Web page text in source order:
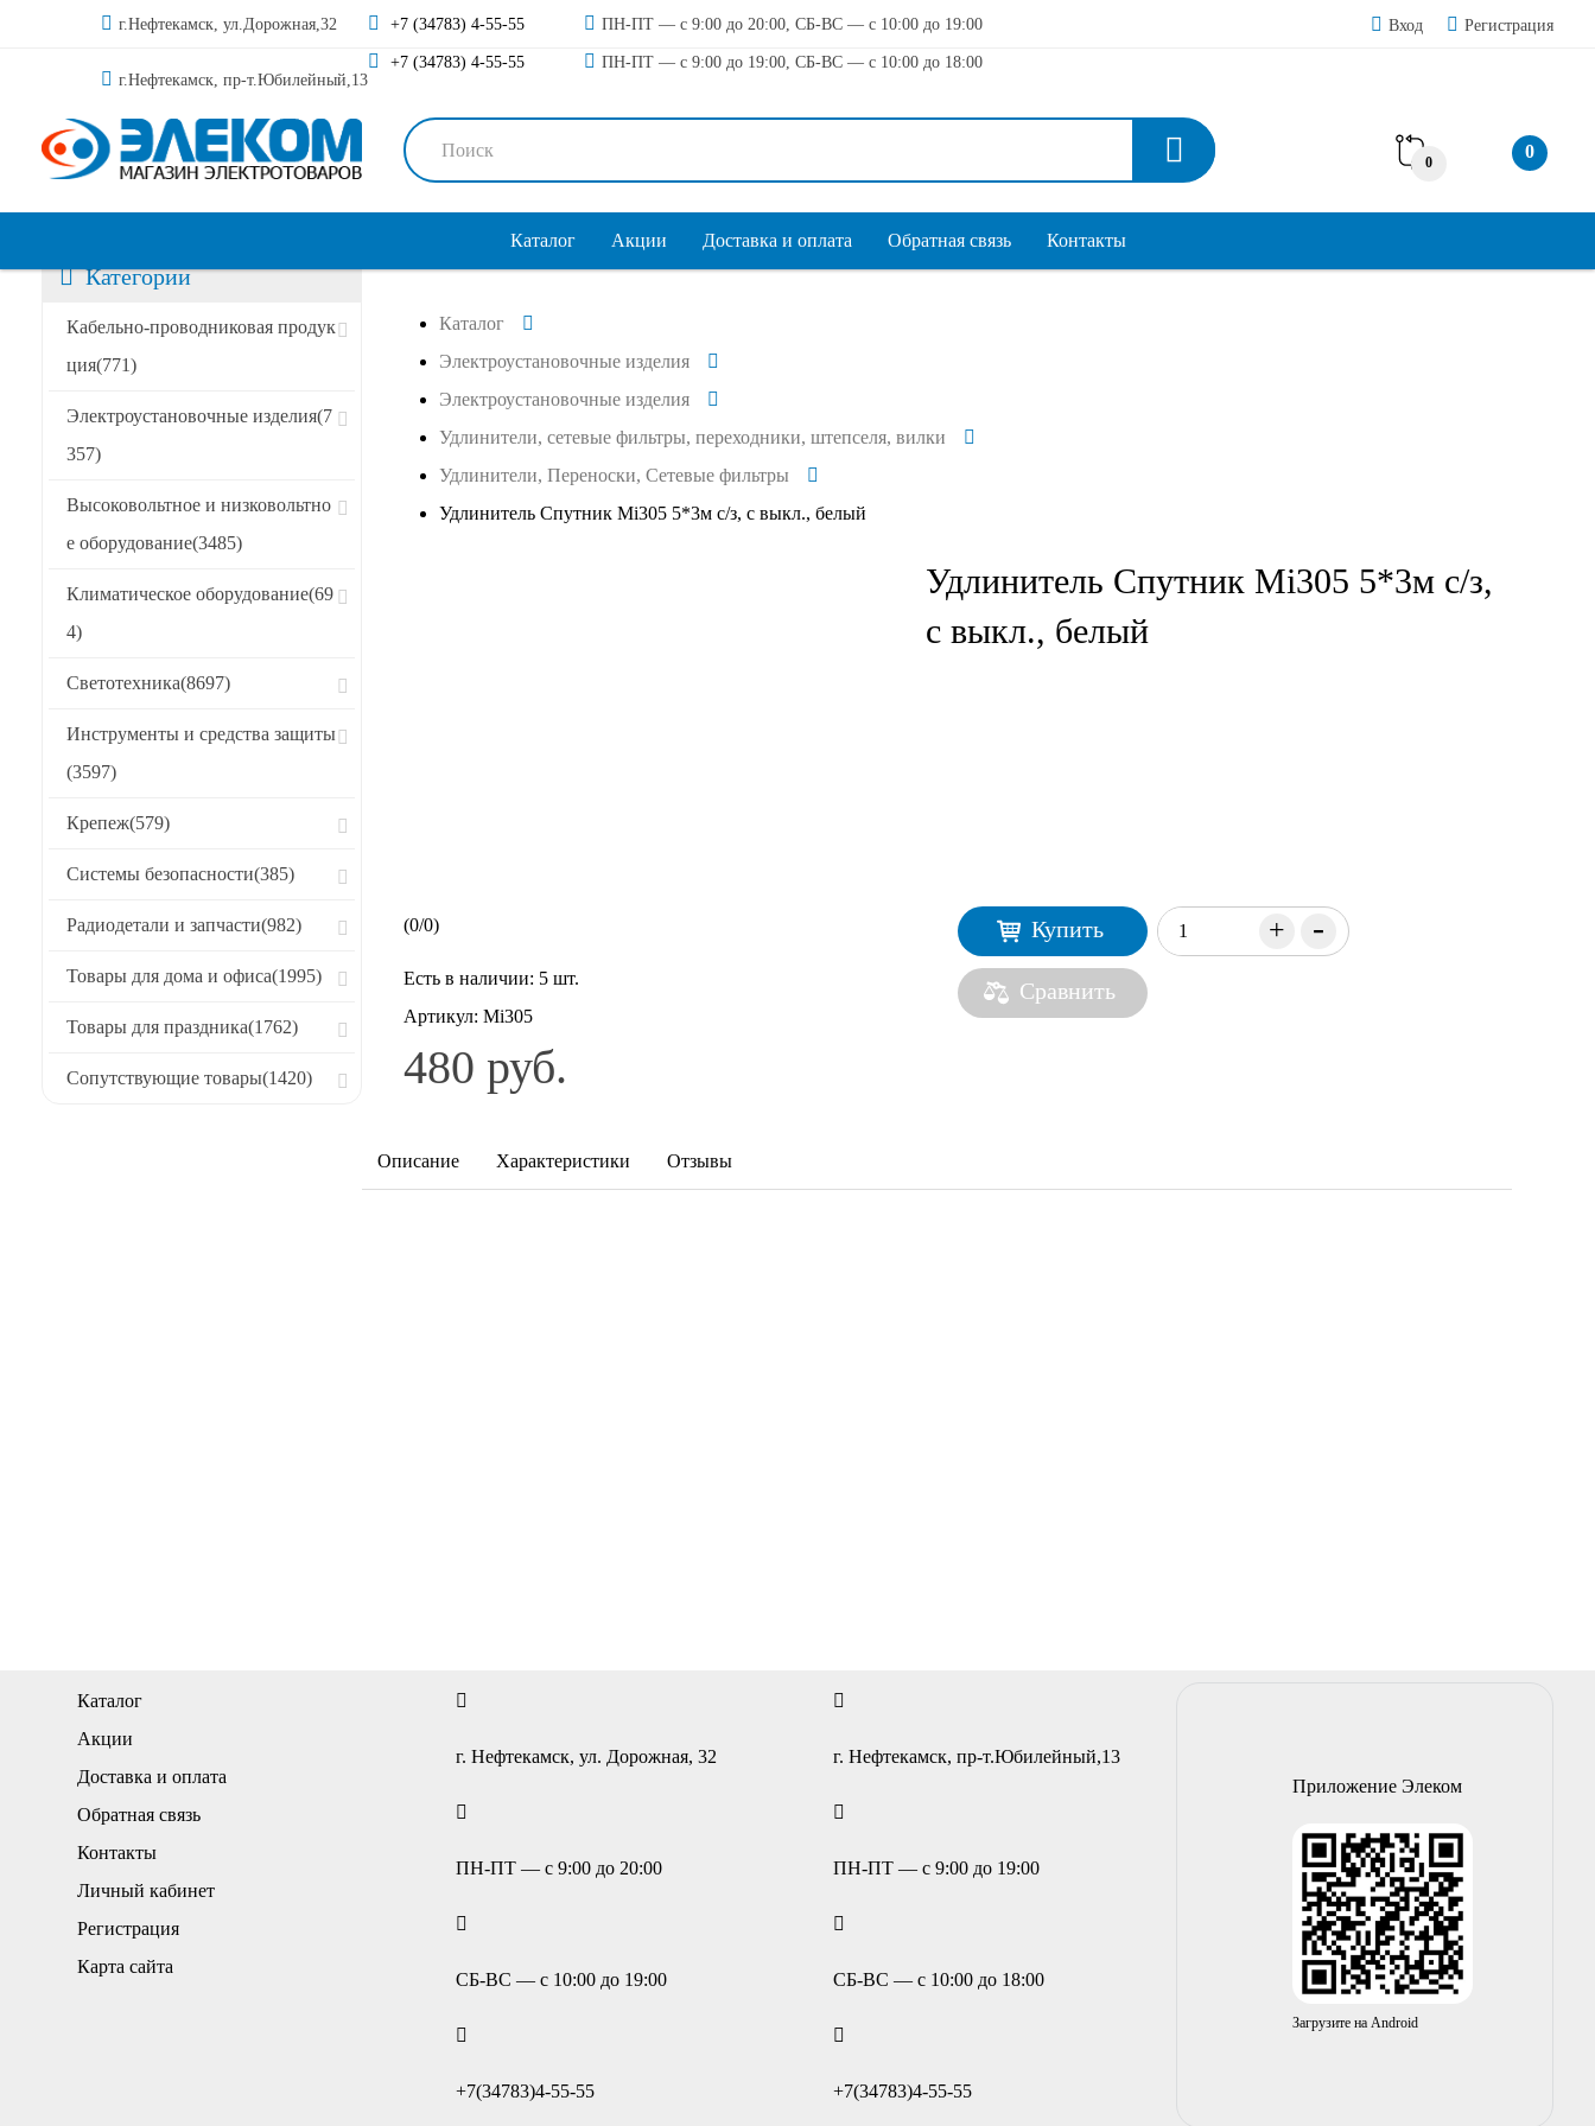
г.Нефтекамск, ул.Дорожная,32
г.Нефтекамск, пр-т.Юбилейный,13
+7 (34783) 4-55-55
+7 (34783) 4-55-55
ПН-ПТ — с 9:00 до 20:00, СБ-ВС — с 10:00 до 19:00
ПН-ПТ — с 9:00 до 19:00, СБ-ВС — с 10:00 до 18:00
Вход Регистрация
0
0
Каталог Акции Доставка и оплата Обратная связь Контакты
Категории
Кабельно-проводниковая продук
ция(771)
Электроустановочные изделия(7
357)
Высоковольтное и низковольтно
е оборудование(3485)
Климатическое оборудование(69
4)
Светотехника(8697)
Инструменты и средства защиты
(3597)
Крепеж(579)
Системы безопасности(385)
Радиодетали и запчасти(982)
Товары для дома и офиса(1995)
Товары для праздника(1762)
Сопутствующие товары(1420)
Каталог
Электроустановочные изделия
Электроустановочные изделия
Удлинители, сетевые фильтры, переходники, штепселя, вилки
Удлинители, Переноски, Сетевые фильтры
Удлинитель Спутник Mi305 5*3м с/з, с выкл., белый
Удлинитель Спутник Mi305 5*3м с/з,
с выкл., белый
(0/0)
Есть в наличии: 5 шт.
Артикул: Mi305
480 руб.
+ -
Купить
Сравнить
Описание Характеристики Отзывы
Каталог
Акции
Доставка и оплата
Обратная связь
Контакты
Личный кабинет
Регистрация
Карта сайта
г. Нефтекамск, ул. Дорожная, 32
ПН-ПТ — с 9:00 до 20:00
СБ-ВС — с 10:00 до 19:00
+7(34783)4-55-55
г. Нефтекамск, пр-т.Юбилейный,13
ПН-ПТ — с 9:00 до 19:00
СБ-ВС — с 10:00 до 18:00
+7(34783)4-55-55
Приложение Элеком
Загрузите на Android